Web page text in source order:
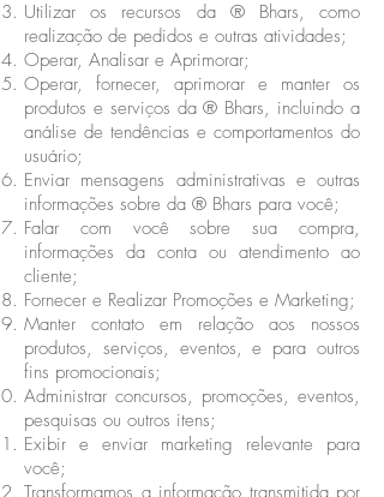
Utilizar os recursos da ® Bhars, como
realização de pedidos e outras atividades;
Operar, Analisar e Aprimorar;
Operar, fornecer, aprimorar e manter os
produtos e serviços da ® Bhars, incluindo a
análise de tendências e comportamentos do
usuário;
Enviar mensagens administrativas e outras
informações sobre da ® Bhars para você;
Falar com você sobre sua compra,
informações da conta ou atendimento ao
cliente;
Fornecer e Realizar Promoções e Marketing;
Manter contato em relação aos nossos
produtos, serviços, eventos, e para outros
fins promocionais;
Administrar concursos, promoções, eventos,
pesquisas ou outros itens;
Exibir e enviar marketing relevante para
você;
Transformamos a informação transmitida por